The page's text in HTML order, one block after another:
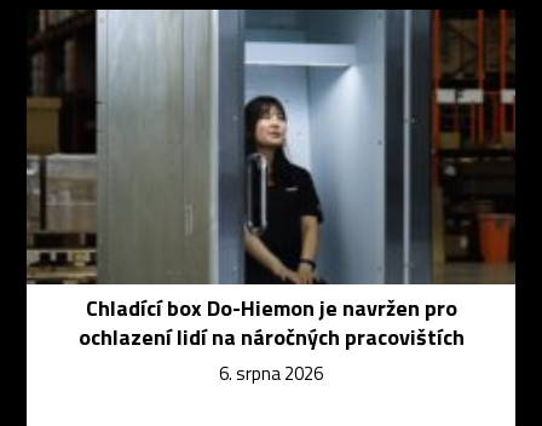
Chladící box Do-Hiemon je navržen pro
ochlazení lidí na náročných pracovištích
6. srpna 2026